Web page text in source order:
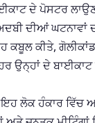
ਦੇ ਪੋਸਟਰ
ਦੀਆਂ ਘਟਨਾਵਾਂ
ਕਬੂਲ ਕੀਤੇ, ਗੋਲੀਕਾਂਡ
ਉਨ੍ਹਾਂ ਦੇ
ਇਹ ਲੋਕ ਹੰਕਾਰ ਵਿੱਚ